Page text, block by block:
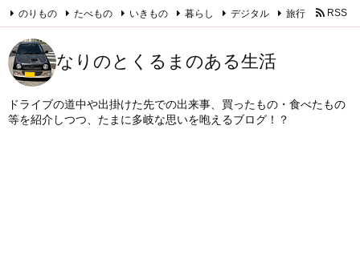
なりのとくるまのある生活
ドライブの道中や出掛けた先での出来事、買ったもの・食べたもの
等を紹介しつつ、たまに多岐な思いを咆えるブログ！？
のりもの たべもの いきもの 暮らし デジタル 旅行 RSS
Feedly